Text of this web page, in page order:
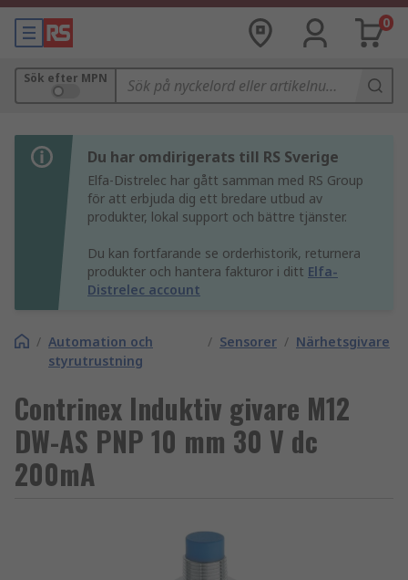
0
Sök efter MPN
Du har omdirigerats till RS Sverige
Elfa-Distrelec har gått samman med RS Group
för att erbjuda dig ett bredare utbud av
produkter, lokal support och bättre tjänster.
Du kan fortfarande se orderhistorik, returnera
produkter och hantera fakturor i ditt Elfa-
Distrelec account
/ Automation och
styrutrustning
/ Sensorer / Närhetsgivare
Contrinex Induktiv givare M12
DW-AS PNP 10 mm 30 V dc
200mA